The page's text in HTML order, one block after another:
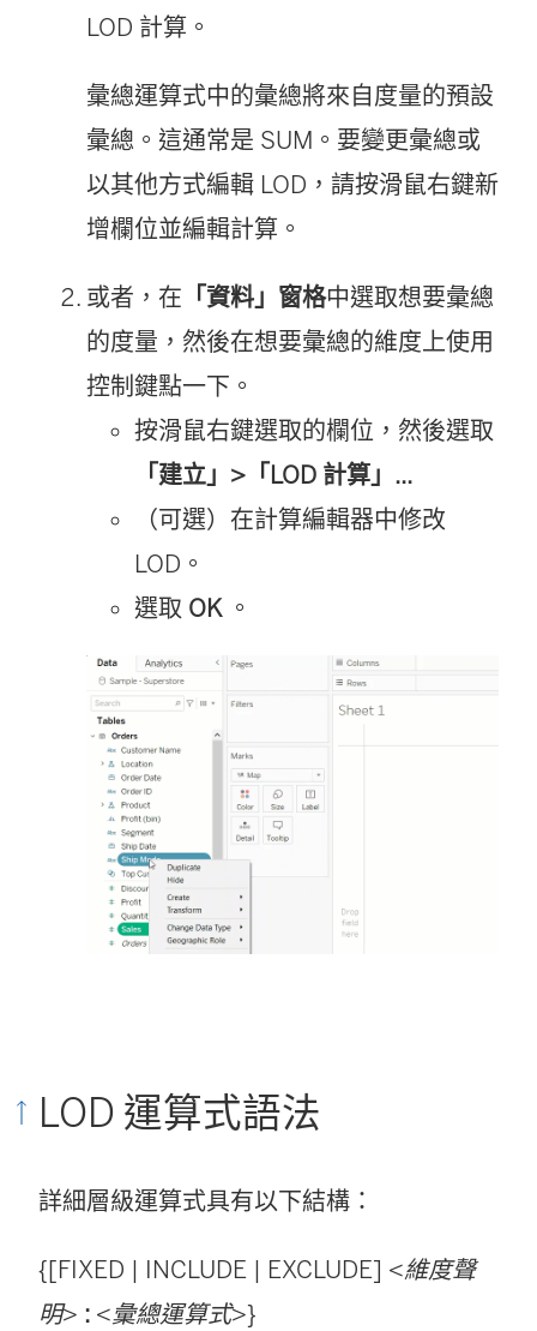
LOD 計算。
彙總運算式中的彙總將來自度量的預設
彙總。這通常是 SUM。要變更彙總或
以其他方式編輯 LOD，請按滑鼠右鍵新
增欄位並編輯計算。
或者，在 「資料」窗格中選取想要彙總
的度量，然後在想要彙總的維度上使用
控制鍵點一下。
按滑鼠右鍵選取的欄位，然後選取
「建立」>「LOD 計算」...
（可選）在計算編輯器中修改
LOD。
選取 OK 。
LOD 運算式語法
詳細層級運算式具有以下結構：
{[FIXED | INCLUDE | EXCLUDE] <維度聲
明> : <彙總運算式>}